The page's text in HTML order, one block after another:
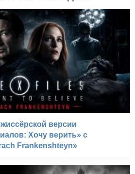
версии
Хочу верить» с
Frankenshteyn»